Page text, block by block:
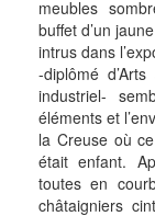
meubles
buffet d’un
intrus dans
-diplômé
industriel-
éléments et
la Creuse où
était enfant.
toutes en
châtaigniers